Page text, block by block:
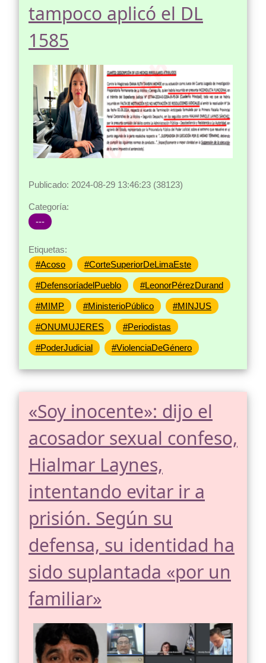
tampoco aplicó el DL
1585
Publicado: 2024-08-29 13:46:23 (38123)
Categoría:
---
Etiquetas:
#Acoso
#CorteSuperiorDeLimaEste
#DefensoríadelPueblo #LeonorPérezDurand
#MIMP #MinisterioPúblico #MINJUS
#ONUMUJERES #Periodistas
#PoderJudicial #ViolenciaDeGénero
«Soy inocente»: dijo el
acosador sexual confeso,
Hialmar Laynes,
intentando evitar ir a
prisión. Según su
defensa, su identidad ha
sido suplantada «por un
familiar»